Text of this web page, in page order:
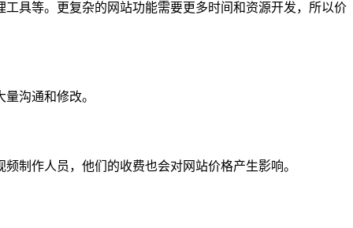
具等。更复杂的网站功能需要更多时间和资源开发，所以价
沟通和修改。
制作人员，他们的收费也会对网站价格产生影响。